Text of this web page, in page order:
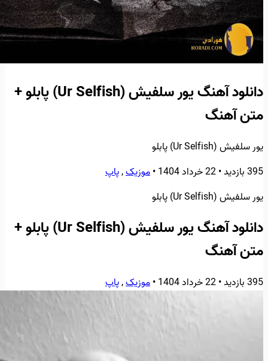
دانلود آهنگ یور سلفیش (Ur Selfish) پابلو +
متن آهنگ
یور سلفیش (Ur Selfish) پابلو
395 بازدید
•22 خرداد 1404 •موزیک,پاپ
یور سلفیش (Ur Selfish) پابلو
دانلود آهنگ یور سلفیش (Ur Selfish) پابلو +
متن آهنگ
395 بازدید •22 خرداد 1404 •موزیک,پاپ